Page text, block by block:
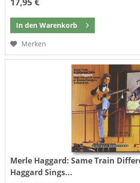
In den Warenkorb
Merken
Merle Haggard:Same Train
Haggard Sings...